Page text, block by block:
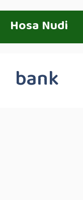
content
Hosa Nudi
bank